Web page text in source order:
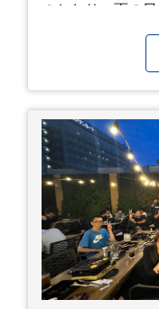
のとおり、雨の
になってしまい
続く ヒメダカが
ンボが卵を産ん
りします。ヤゴ
とは別にしたい
が見たくて飼っ
そうでしたが、
んのトンボが飛
かえるというの
私たち、生かさ
ないともったい
ら教えていただ